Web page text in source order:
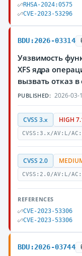
RHSA-2024:0575
CVE-2023-53296
BDU:2026-03314
Уязвимость
XFS ядра
вызвать отказ
PUBLISHED: 2026-03-
CVSS 3.x HIGH
CVSS:3.x/AV:L/
CVSS 2.0
CVSS:2.0/AV:L/
REFERENCES
CVE-2023-53306
CVE-2023-53306
BDU:2026-03744